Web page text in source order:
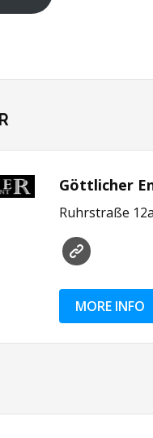
Göttlicher
Ruhrstraße
MORE INFO